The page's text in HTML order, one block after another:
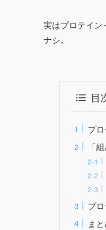
実はプロテイン
ナシ。
目
プ
「
プ
ま